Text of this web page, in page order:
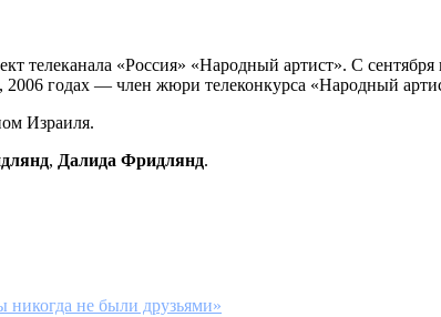
телеканала «Россия» «Народный артист». С
2006 годах — член жюри телеконкурса «Народный
Израиля.
, Далида Фридлянд.
не были друзьями»